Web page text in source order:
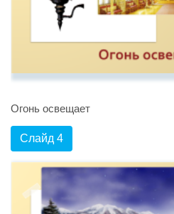
Огонь освещает
Слайд 4